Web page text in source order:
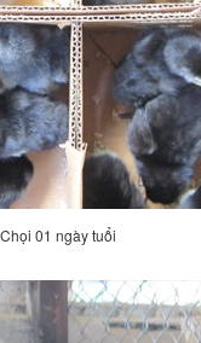
01 ngày tuổi